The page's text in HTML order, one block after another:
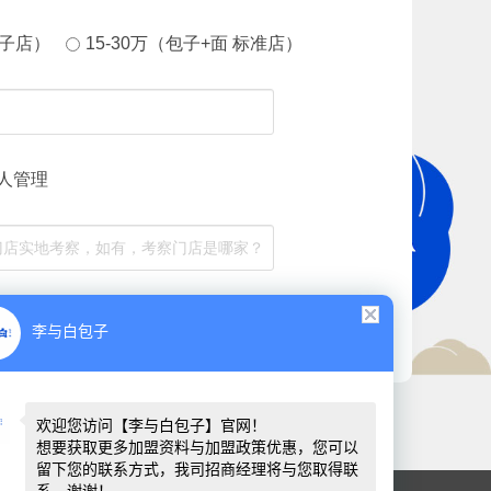
店） 15-30万（包子+面 标准店）
管理